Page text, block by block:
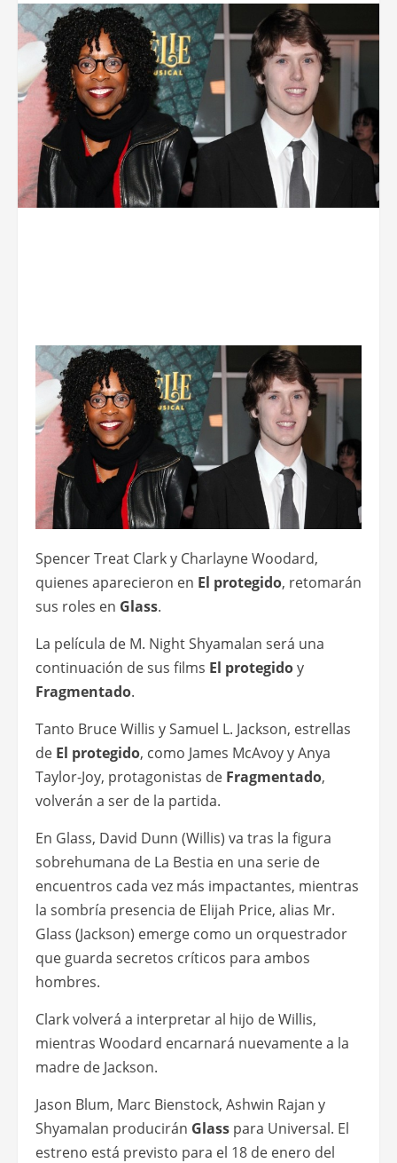
Spencer Treat Clark y Charlayne Woodard,
quienes aparecieron en El protegido, retomarán
sus roles en Glass.
La película de M. Night Shyamalan será una
continuación de sus films El protegidoy
Fragmentado.
Tanto Bruce Willis y Samuel L. Jackson, estrellas
de El protegido, como James McAvoy y Anya
Taylor-Joy, protagonistas de Fragmentado,
volverán a ser de la partida.
En Glass, David Dunn (Willis) va tras la figura
sobrehumana de La Bestia en una serie de
encuentros cada vez más impactantes, mientras
la sombría presencia de Elijah Price, alias Mr.
Glass (Jackson) emerge como un orquestrador
que guarda secretos críticos para ambos
hombres.
Clark volverá a interpretar al hijo de Willis,
mientras Woodard encarnará nuevamente a la
madre de Jackson.
Jason Blum, Marc Bienstock, Ashwin Rajan y
Shyamalan producirán Glass para Universal. El
estreno está previsto para el 18 de enero del